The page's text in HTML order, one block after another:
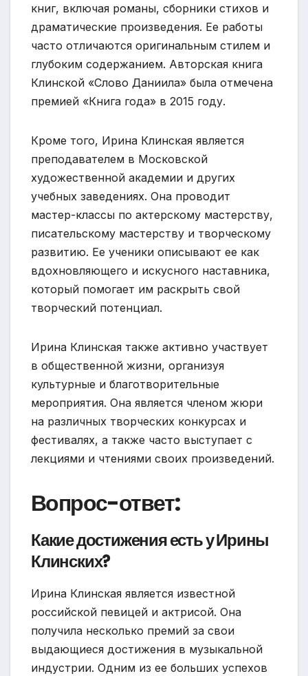
книг, включая романы, сборники стихов и
драматические произведения. Ее работы
часто отличаются оригинальным стилем и
глубоким содержанием. Авторская книга
Клинской «Слово Даниила» была отмечена
премией «Книга года» в 2015 году.
Кроме того, Ирина Клинская является
преподавателем в Московской
художественной академии и других
учебных заведениях. Она проводит
мастер-классы по актерскому мастерству,
писательскому мастерству и творческому
развитию. Ее ученики описывают ее как
вдохновляющего и искусного наставника,
который помогает им раскрыть свой
творческий потенциал.
Ирина Клинская также активно участвует
в общественной жизни, организуя
культурные и благотворительные
мероприятия. Она является членом жюри
на различных творческих конкурсах и
фестивалях, а также часто выступает с
лекциями и чтениями своих произведений.
Вопрос-ответ:
Какие достижения есть у Ирины
Клинских?
Ирина Клинская является известной
российской певицей и актрисой. Она
получила несколько премий за свои
выдающиеся достижения в музыкальной
индустрии. Одним из ее больших успехов